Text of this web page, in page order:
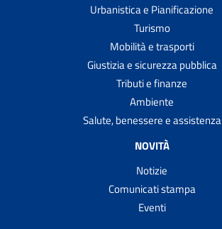
Urbanistica e Pianificazione
Turismo
Mobilità e trasporti
Giustizia e sicurezza pubblica
Tributi e finanze
Ambiente
Salute, benessere e assistenza
NOVITÀ
Notizie
Comunicati stampa
Eventi